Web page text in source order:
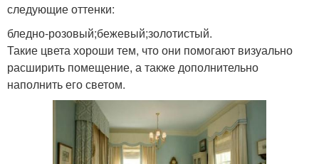
следующие оттенки:
бледно-розовый;бежевый;золотистый.
Такие цвета хороши тем, что они помогают визуально
расширить помещение, а также дополнительно
наполнить его светом.